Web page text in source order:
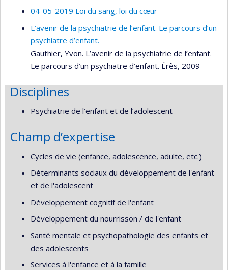
04-05-2019 Loi du sang, loi du cœur
L’avenir de la psychiatrie de l’enfant. Le parcours d’un
psychiatre d’enfant.
Gauthier, Yvon. L’avenir de la psychiatrie de l’enfant.
Le parcours d’un psychiatre d’enfant. Érès, 2009
Disciplines
Psychiatrie de l’enfant et de l’adolescent
Champ d’expertise
Cycles de vie (enfance, adolescence, adulte, etc.)
Déterminants sociaux du développement de l'enfant
et de l'adolescent
Développement cognitif de l'enfant
Développement du nourrisson / de l'enfant
Santé mentale et psychopathologie des enfants et
des adolescents
Services à l'enfance et à la famille